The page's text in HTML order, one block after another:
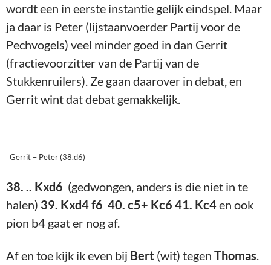
wordt een in eerste instantie gelijk eindspel. Maar
ja daar is Peter (lijstaanvoerder Partij voor de
Pechvogels) veel minder goed in dan Gerrit
(fractievoorzitter van de Partij van de
Stukkenruilers). Ze gaan daarover in debat, en
Gerrit wint dat debat gemakkelijk.
Gerrit – Peter (38.d6)
38. .. Kxd6 (gedwongen, anders is die niet in te
halen) 39. Kxd4 f6 40. c5+ Kc6 41. Kc4en ook
pion b4 gaat er nog af.
Af en toe kijk ik even bij Bert (wit) tegen Thomas